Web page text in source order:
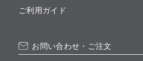
ご利用ガイド
お問い合わせ・ご注文